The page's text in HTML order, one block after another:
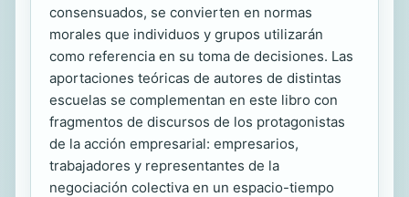
consensuados, se convierten en normas
morales que individuos y grupos utilizarán
como referencia en su toma de decisiones. Las
aportaciones teóricas de autores de distintas
escuelas se complementan en este libro con
fragmentos de discursos de los protagonistas
de la acción empresarial: empresarios,
trabajadores y representantes de la
negociación colectiva en un espacio-tiempo